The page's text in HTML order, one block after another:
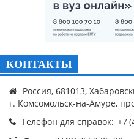
КОНТАКТЫ
Россия, 681013,
г. Комсомольск-на-Амуре,
Телефон для справок: